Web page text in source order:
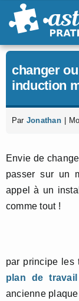
Passer
au
changer
induction
Par Jonathan
Envie de
passer sur un
appel à un
comme tout !
par principe les
plan de travail
ancienne